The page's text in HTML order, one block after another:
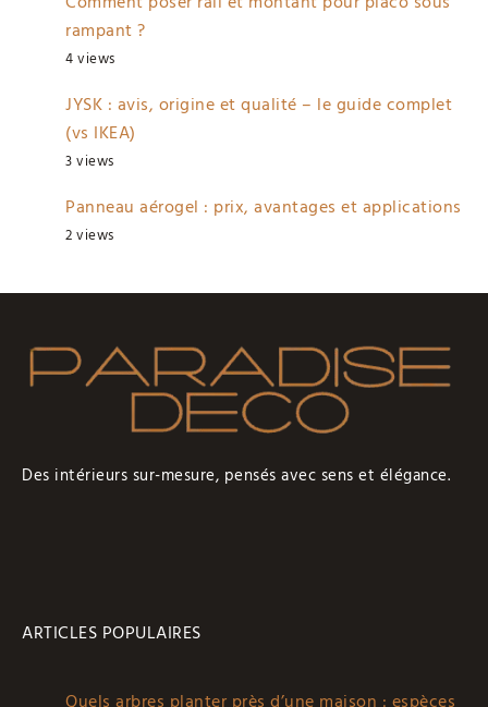
rampant ?
4 views
JYSK : avis, origine et qualité – le guide complet
(vs IKEA)
3 views
Panneau aérogel : prix, avantages et applications
2 views
Des intérieurs sur-mesure, pensés avec sens et élégance.
ARTICLES POPULAIRES
Quels arbres planter près d’une maison : espèces